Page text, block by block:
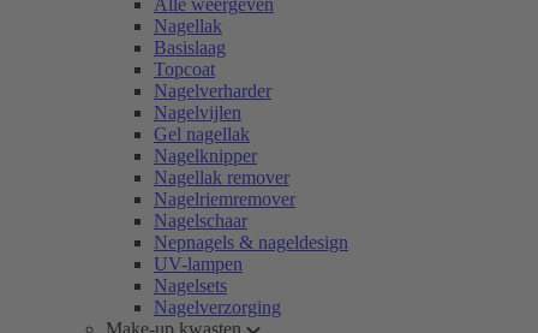
Alle weergeven
Nagellak
Basislaag
Topcoat
Nagelverharder
Nagelvijlen
Gel nagellak
Nagelknipper
Nagellak remover
Nagelriemremover
Nagelschaar
Nepnagels & nageldesign
UV-lampen
Nagelsets
Nagelverzorging
Make-up kwasten